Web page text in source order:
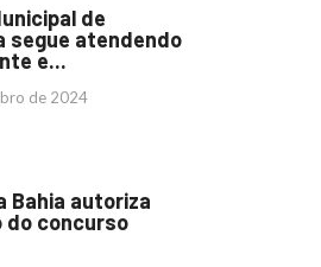
de
segue atendendo
e...
de 2024
Bahia autoriza
do concurso